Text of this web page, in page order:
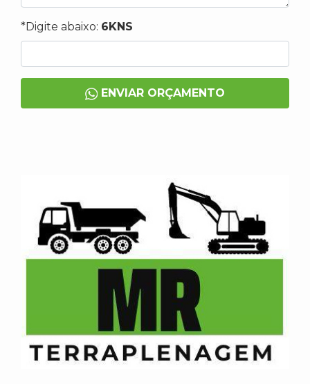
*Digite abaixo: 6KNS
ENVIAR ORÇAMENTO